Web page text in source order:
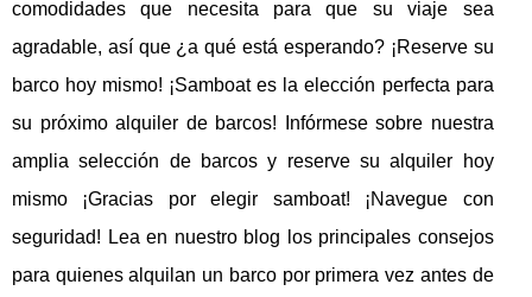
comodidades que necesita para que su viaje sea
agradable, así que ¿a qué está esperando? ¡Reserve su
barco hoy mismo! ¡Samboat es la elección perfecta para
su próximo alquiler de barcos! Infórmese sobre nuestra
amplia selección de barcos y reserve su alquiler hoy
mismo ¡Gracias por elegir samboat! ¡Navegue con
seguridad! Lea en nuestro blog los principales consejos
para quienes alquilan un barco por primera vez antes de